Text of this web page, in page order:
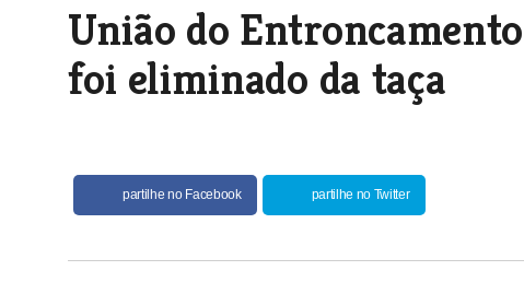
União do
foi eliminado da taça
partilhe no Facebook partilhe no Twitter